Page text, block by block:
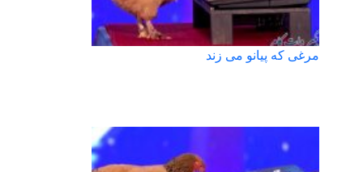
مرغی که پیانو می زند